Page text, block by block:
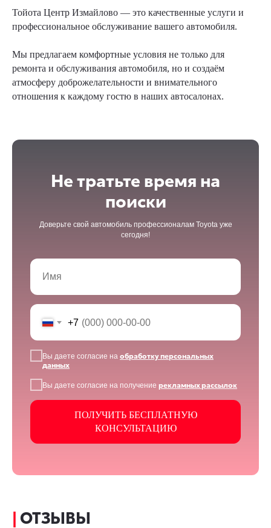
Тойота Центр Измайлово — это качественные услуги и
профессиональное обслуживание вашего автомобиля.
Мы предлагаем комфортные условия не только для
ремонта и обслуживания автомобиля, но и создаём
атмосферу доброжелательности и внимательного
отношения к каждому гостю в наших автосалонах.
Не тратьте время на
поиски
Доверьте свой автомобиль профессионалам Toyota уже
сегодня!
+7
Вы даете согласие на обработку персональных
данных
Вы даете согласие на получение рекламных рассылок
ПОЛУЧИТЬ БЕСПЛАТНУЮ
КОНСУЛЬТАЦИЮ
| ОТЗЫВЫ